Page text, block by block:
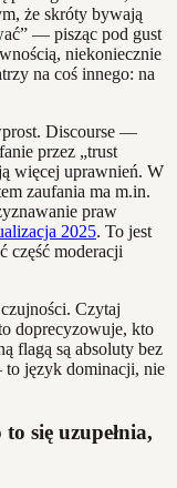
że skróty bywają
— pisząc pod gust
niekoniecznie
na coś innego: na
Discourse —
przez „trust
więcej uprawnień. W
zaufania ma m.in.
praw
2025. To jest
część moderacji
Czytaj
doprecyzowuje, kto
flagą są absoluty bez
to język dominacji, nie
się uzupełnia,